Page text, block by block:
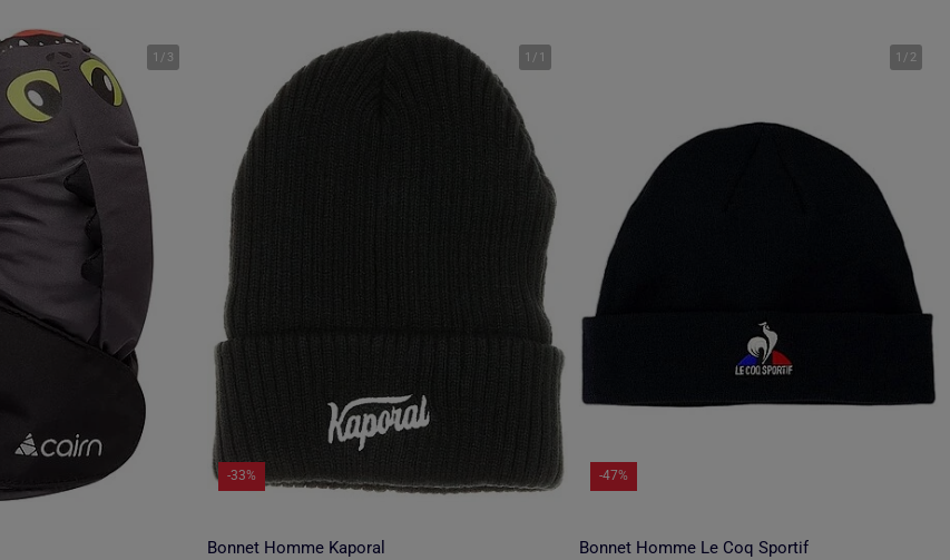
1 / 3 1 / 1
-33%
Bonnet Homme Kaporal
1 / 2
-47%
Bonnet Homme Le Coq Sportif